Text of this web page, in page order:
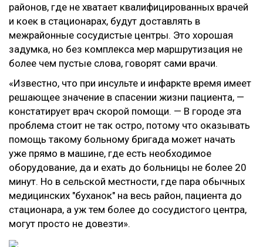
районов, где не хватает квалифицированных врачей
и коек в стационарах, будут доставлять в
межрайонные сосудистые центры. Это хорошая
задумка, но без комплекса мер маршрутизация не
более чем пустые слова, говорят сами врачи.
«Известно, что при инсульте и инфаркте время имеет
решающее значение в спасении жизни пациента, —
констатирует врач скорой помощи. — В городе эта
проблема стоит не так остро, потому что оказывать
помощь такому больному бригада может начать
уже прямо в машине, где есть необходимое
оборудование, да и ехать до больницы не более 20
минут. Но в сельской местности, где пара обычных
медицинских "буханок" на весь район, пациента до
стационара, а уж тем более до сосудистого центра,
могут просто не довезти».